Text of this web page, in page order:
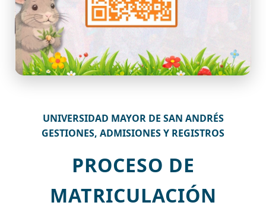
UNIVERSIDAD MAYOR DE SAN ANDRÉS
GESTIONES, ADMISIONES Y REGISTROS
PROCESO DE
MATRICULACIÓN